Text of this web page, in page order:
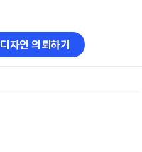
디자인 의뢰하기